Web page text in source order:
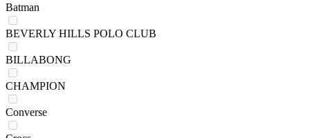
Batman
BEVERLY HILLS POLO CLUB
BILLABONG
CHAMPION
Converse